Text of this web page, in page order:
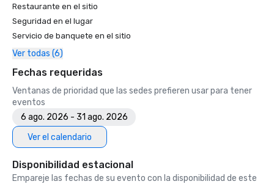
Restaurante en el sitio
Seguridad en el lugar
Servicio de banquete en el sitio
Ver todas (6)
Fechas requeridas
Ventanas de prioridad que las sedes prefieren usar para tener
eventos
6 ago. 2026 - 31 ago. 2026
Ver el calendario
Disponibilidad estacional
Empareje las fechas de su evento con la disponibilidad de este